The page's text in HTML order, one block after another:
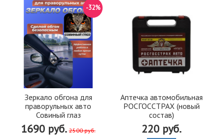
Зеркало обгона для
праворульных авто
Совиный глаз
1690 руб. 2500 руб.
-32%
Аптечка автомобильная
РОСГОССТРАХ (новый
состав)
220 руб.